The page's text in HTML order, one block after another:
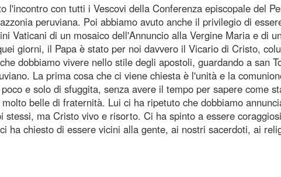
l'incontro con tutti i Vescovi della Conferenza episcopale del
peruviana. Poi abbiamo avuto anche il privilegio di
Vaticani di un mosaico dell'Annuncio alla Vergine Maria e di
giorni, il Papa è stato per noi davvero il Vicario di Cristo,
dobbiamo vivere nello stile degli apostoli, guardando a san
La prima cosa che ci viene chiesta è l'unità e la
e solo di sfuggita, senza avere il tempo per sapere come
belle di fraternità. Lui ci ha ripetuto che dobbiamo
stessi, ma Cristo vivo e risorto. Ci ha spinto a essere
ha chiesto di essere vicini alla gente, ai nostri sacerdoti, ai